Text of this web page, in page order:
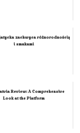
zachwyca różnorodnością
i smakami
Review: A Comprehensive
Look at the Platform